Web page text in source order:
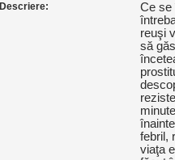
Descriere:
Ce se
reuşi
să
febril,
viaţa